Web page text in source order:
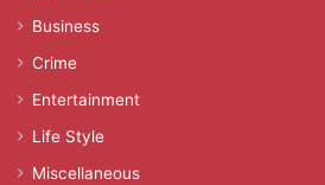
Business
Crime
Entertainment
Life Style
Miscellaneous